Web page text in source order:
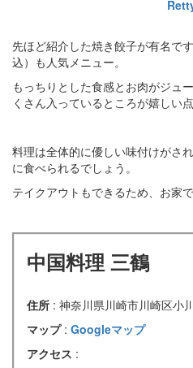
先ほど紹介した焼き餃子が有名で
込）も人気メニュー。
もっちりとした食感とお肉がジュ
くさん入っているところが嬉しい点
料理は全体的に優しい味付けがさ
に食べられるでしょう。
テイクアウトもできるため、お家
中国料理 三鶴
住所 : 神奈川県川崎市川崎区小
マップ : Googleマップ
アクセス :